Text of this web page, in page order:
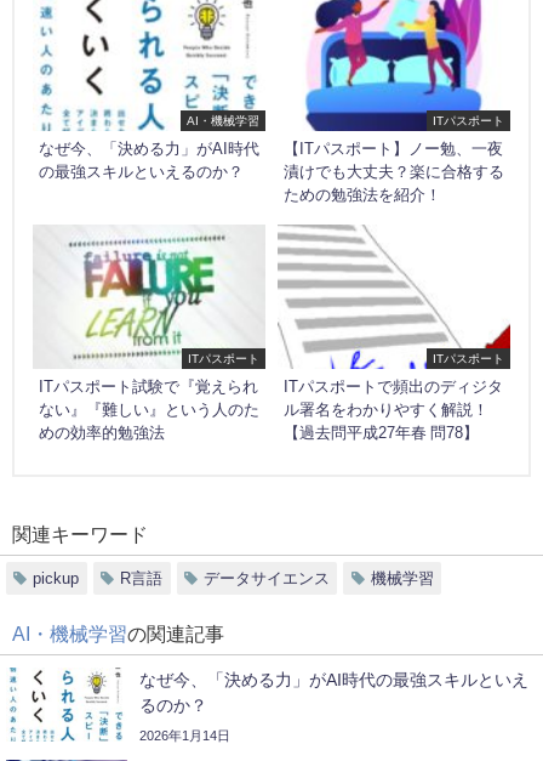
AI・機械学習
なぜ今、「決める力」がAI時代
の最強スキルといえるのか？
ITパスポート
【ITパスポート】ノー勉、一夜
漬けでも大丈夫？楽に合格する
ための勉強法を紹介！
ITパスポート
ITパスポート試験で『覚えられ
ない』『難しい』という人のた
めの効率的勉強法
ITパスポート
ITパスポートで頻出のディジタ
ル署名をわかりやすく解説！
【過去問平成27年春 問78】
関連キーワード
pickup R言語 データサイエンス 機械学習
AI・機械学習の関連記事
なぜ今、「決める力」がAI時代の最強スキルといえ
るのか？
2026年1月14日